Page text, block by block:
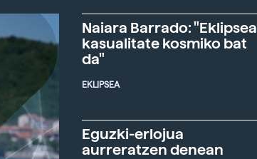
Naiara Barrado: "Eklipsea
kasualitate kosmiko bat
da"
EKLIPSEA
Eguzki-erlojua
aurreratzen denean